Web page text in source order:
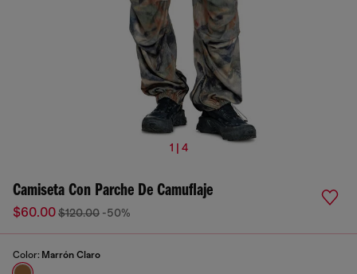
1 | 4
Camiseta Con Parche De Camuflaje
$60.00$120.00 -50%
Color: Marrón Claro